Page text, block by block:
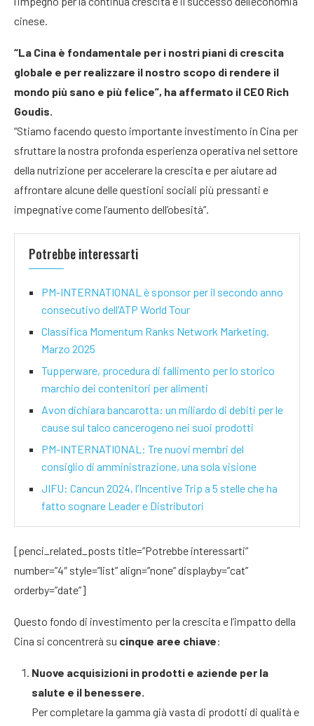
cinese.
“La Cina è fondamentale per i nostri piani di crescita
globale e per realizzare il nostro scopo di rendere il
mondo più sano e più felice”, ha affermato il CEO Rich
Goudis.
“Stiamo facendo questo importante investimento in Cina per
sfruttare la nostra profonda esperienza operativa nel settore
della nutrizione per accelerare la crescita e per aiutare ad
affrontare alcune delle questioni sociali più pressanti e
impegnative come l’aumento dell’obesità”.
Potrebbe interessarti
PM-INTERNATIONAL è sponsor per il secondo anno
consecutivo dell’ATP World Tour
Classifica Momentum Ranks Network Marketing.
Marzo 2025
Tupperware, procedura di fallimento per lo storico
marchio dei contenitori per alimenti
Avon dichiara bancarotta: un miliardo di debiti per le
cause sul talco cancerogeno nei suoi prodotti
PM-INTERNATIONAL: Tre nuovi membri del
consiglio di amministrazione, una sola visione
JIFU: Cancun 2024, l’Incentive Trip a 5 stelle che ha
fatto sognare Leader e Distributori
[penci_related_posts title=”Potrebbe interessarti”
number=”4″ style=”list” align=”none” displayby=”cat”
orderby=”date”]
Questo fondo di investimento per la crescita e l’impatto della
Cina si concentrerà su cinque aree chiave:
Nuove acquisizioni in prodotti e aziende per la
salute e il benessere.
Per completare la gamma già vasta di prodotti di qualità e